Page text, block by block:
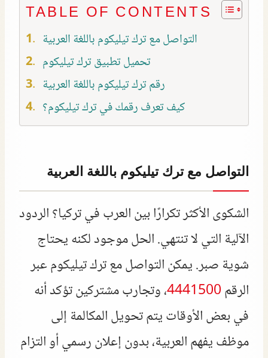
TABLE OF CONTENTS
التواصل مع ترك تيليكوم باللغة العربية
تحميل تطبيق ترك تيليكوم
رقم ترك تيليكوم باللغة العربية
كيف تعرف رقمك في ترك تيليكوم؟
التواصل مع ترك تيليكوم باللغة العربية
الشكوى الأكثر تكرارًا بين العرب في تركيا؟ الردود
الآلية التي لا تنتهي. الحل موجود لكنه يحتاج
شوية صبر. يمكن التواصل مع ترك تيليكوم عبر
الرقم4441500، وتجارب مشتركين تؤكد أنه
في بعض الأوقات يتم تحويل المكالمة إلى
موظف يفهم العربية، بدون إعلان رسمي أو التزام